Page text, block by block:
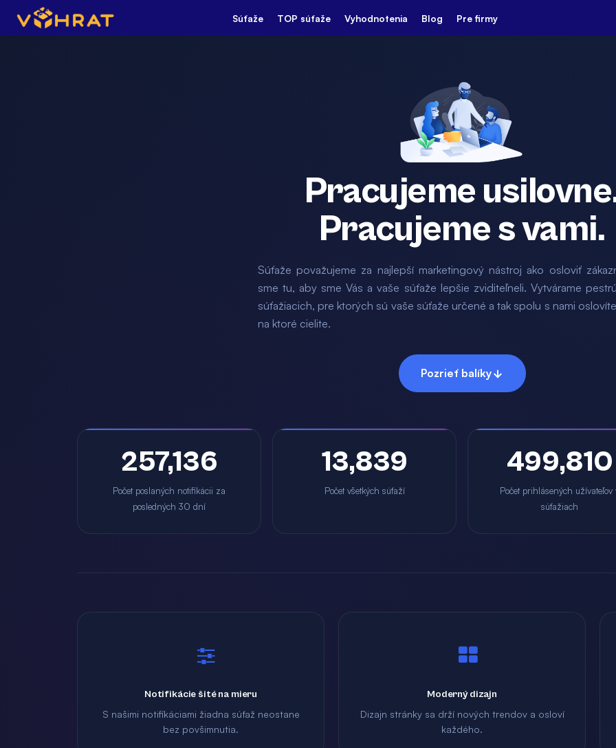
Súťaže TOP súťaže Vyhodnotenia Blog Pre firmy
Pracujeme
Pracujeme s vami.
Súťaže považujeme za najlepší marketingový nástroj ako osloviť
sme tu, aby sme Vás a vaše súťaže lepšie zviditeľneli. Vytvárame
súťažiacich, pre ktorých sú vaše súťaže určené a tak spolu s nami
na ktoré cielite.
Pozrieť balíky
257,136
Počet poslaných notifikácii za
posledných 30 dní
13,839
Počet všetkých súťaží
499,810
Počet prihlásených užívateľov
súťažiach
Notifikácie šité na mieru
S našimi notifikáciami žiadna súťaž neostane
bez povšimnutia.
Moderný dizajn
Dizajn stránky sa drží nových trendov a osloví
každého.